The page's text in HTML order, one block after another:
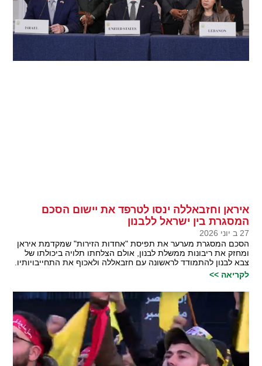
איראן וחזבאללה ינסו לטרפד את יישום הסכם
המסגרת בין ישראל ללבנון
27 ב יוני 2026
הסכם המסגרת מערער את תפיסת "אחדות הזירות" שמקדמת איראן
ומחזק את ריבונות ממשלת לבנון, אולם הצלחתו תלויה ביכולתו של
צבא לבנון להתמודד לראשונה עם חזבאללה ולאכוף את התחייבויותיו.
לקריאה >>